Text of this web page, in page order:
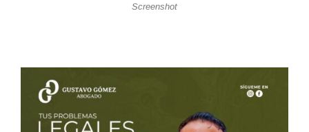
Screenshot